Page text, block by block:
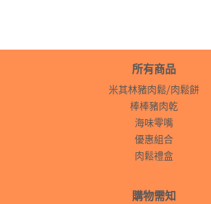
所有商品
米其林豬肉鬆⧸肉鬆餅
棒棒豬肉乾
海味零嘴
優惠組合
肉鬆禮盒
購物需知